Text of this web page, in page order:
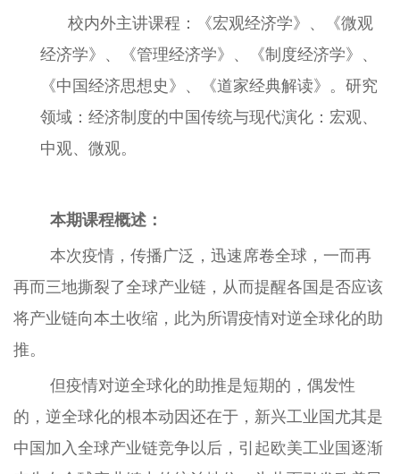
校内外主讲课程：
《宏观经济学》、《微观
经济学》、《管理经济学》、《制度经济学》、
《中国经济思想史》、《道家经典解读》。 研究
领域： 经济制度的中国传统与现代演化：宏观、
中观、微观。
本期课程概述：
本次疫情，传播广泛，迅速席卷全球，一而再
再而三地撕裂了全球产业链，从而提醒各国是否应该
将产业链向本土收缩，此为所谓疫情对逆全球化的助
推。
但疫情对逆全球化的助推是短期的，偶发性
的，逆全球化的根本动因还在于，新兴工业国尤其是
中国加入全球产业链竞争以后，引起欧美工业国逐渐